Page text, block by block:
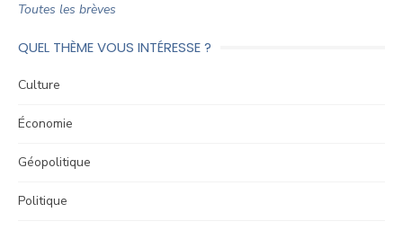
Toutes les brèves
QUEL THÈME VOUS INTÉRESSE ?
Culture
Économie
Géopolitique
Politique